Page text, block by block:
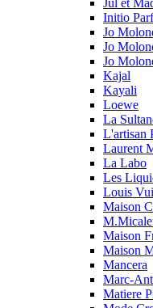
Jul et
Initio
Jo
Jo
Jo
Kajal
Kayali
Loewe
La
L'artisan
Laurent
La Labo
Les
Louis
Maison
Maison
Maison
Mancera
Marc-
Matiere